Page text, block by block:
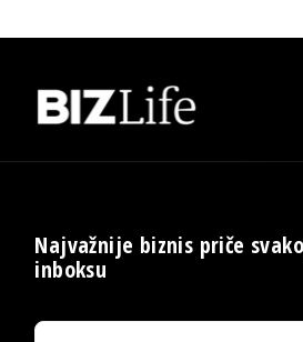
Najvažnije biznis priče
inboksu